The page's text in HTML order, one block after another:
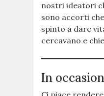
nostri ideatori
sono accorti
spinto a dare
cercavano e
In